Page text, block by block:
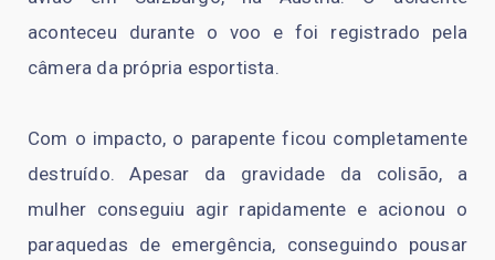
aconteceu durante o voo e foi registrado pela
câmera da própria esportista.
Com o impacto, o parapente ficou completamente
destruído. Apesar da gravidade da colisão, a
mulher conseguiu agir rapidamente e acionou o
paraquedas de emergência, conseguindo pousar